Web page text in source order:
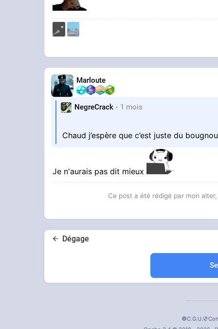
Marloute
NegreCrack 1 mois
Chaud j’espère que c’est juste du
Je n'aurais pas dit mieux
Ce post a été rédigé par mon
Dégage
C.G.U.